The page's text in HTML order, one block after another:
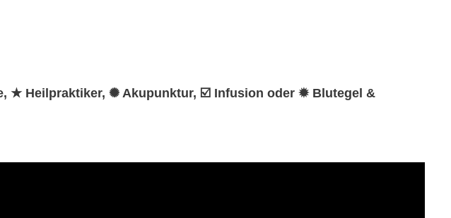
★ Heilpraktiker, ✺ Akupunktur, ☑️ Infusion oder ✹ Blutegel &